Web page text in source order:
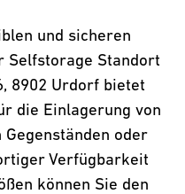
und sicheren
Selfstorage Standort
8902 Urdorf bietet
die Einlagerung von
oder
Verfügbarkeit
können Sie den